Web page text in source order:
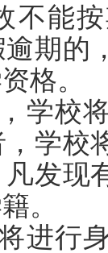
不能
期的
格。
学校
学校
发现
。
进行